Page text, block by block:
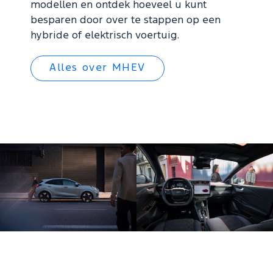
modellen en ontdek hoeveel u kunt
besparen door over te stappen op een
hybride of elektrisch voertuig.
Alles over MHEV